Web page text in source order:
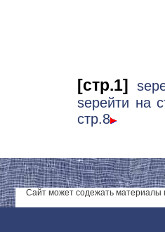
[стр.1]
ѕерейти на
стр.8
Сайт может содежать материалы